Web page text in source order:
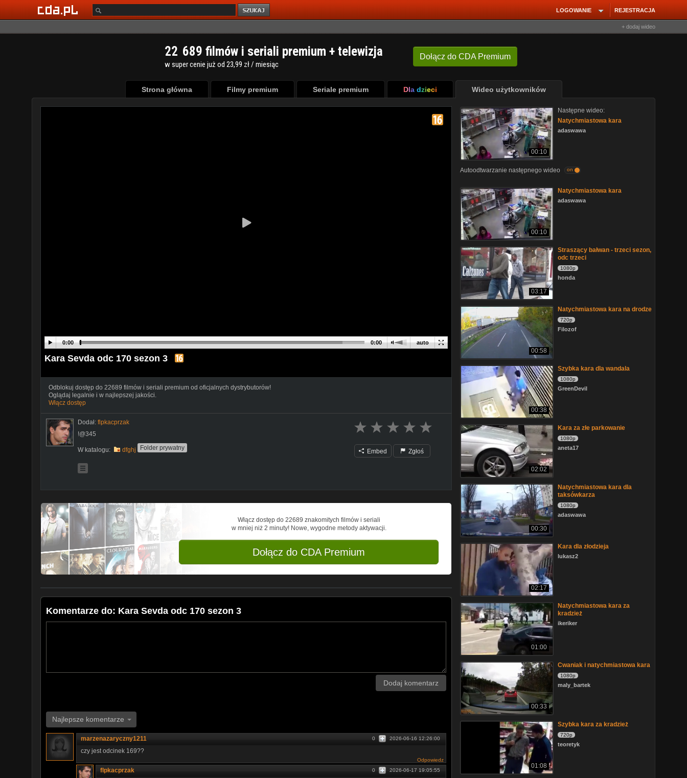
REJESTRACJA
LOGOWANIE
+ dodaj wideo
Dołącz do CDA Premium
22 689 filmów i seriali premium + telewizja
w super cenie już od 23,99 zł / miesiąc
Strona główna Filmy premium Seriale premium Dla dzieci Wideo użytkowników
auto
0:00 0:00
Kara Sevda odc 170 sezon 3
Odblokuj dostęp do 22689 filmów i seriali premium od oficjalnych dystrybutorów!
Oglądaj legalnie i w najlepszej jakości.
Włącz dostęp
Dodał: flpkacprzak
!@345
W katalogu: dfghj Folder prywatny Embed Zgłoś
Włącz dostęp do 22689 znakomitych filmów i seriali
w mniej niż 2 minuty! Nowe, wygodne metody aktywacji.
Dołącz do CDA Premium
Komentarze do: Kara Sevda odc 170 sezon 3
Dodaj komentarz
Najlepsze komentarze
marzenazaryczny1211 2026-06-16 12:26:00
0
czy jest odcinek 169??
Odpowiedz
flpkacprzak 2026-06-17 19:05:55
0
00:10
Następne wideo:
Natychmiastowa kara
adaswawa
Autoodtwarzanie następnego wideo on
00:10
Natychmiastowa kara
adaswawa
03:17
Straszący bałwan - trzeci sezon,
odc trzeci
1080p
honda
00:58
Natychmiastowa kara na drodze
720p
Filozof
00:38
Szybka kara dla wandala
1080p
GreenDevil
02:02
Kara za złe parkowanie
1080p
aneta17
00:30
Natychmiastowa kara dla
taksówkarza
1080p
adaswawa
02:17
Kara dla złodzieja
lukasz2
01:00
Natychmiastowa kara za
kradzież
ikeriker
00:33
Cwaniak i natychmiastowa kara
1080p
maly_bartek
01:08
Szybka kara za kradzież
720p
teoretyk